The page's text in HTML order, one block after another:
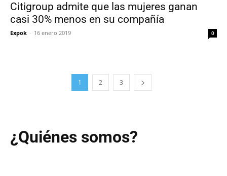
Citigroup admite que las mujeres ganan
casi 30% menos en su compañía
Expok - 16 enero 2019 0
1 2 3
¿Quiénes somos?